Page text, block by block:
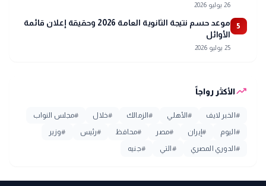
26 يوليو 2026
5
موعد حسم نتيجة الثانوية العامة 2026 وحقيقة إعلان قائمة
الأوائل
25 يوليو 2026
trending_upالأكثر رواجاً
# الخبر لايف #الأهلي #الزمالك #خلال #مجلس النواب
# اليوم # إيران #مصر #محافظ #رئيس #وزير
# الدوري المصري # التي #جنيه